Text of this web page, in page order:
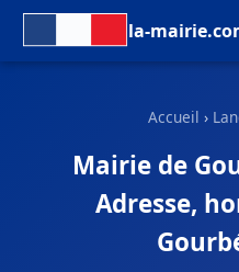
la-
Accueil ›
Mairie de
Adresse,